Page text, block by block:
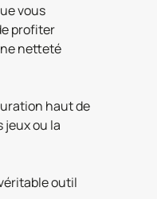
vous
profiter
netteté
haut de
jeux ou la
outil